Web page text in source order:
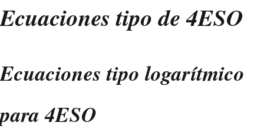
Ecuaciones tipo de 4ESO
Ecuaciones tipo logarítmico
para 4ESO